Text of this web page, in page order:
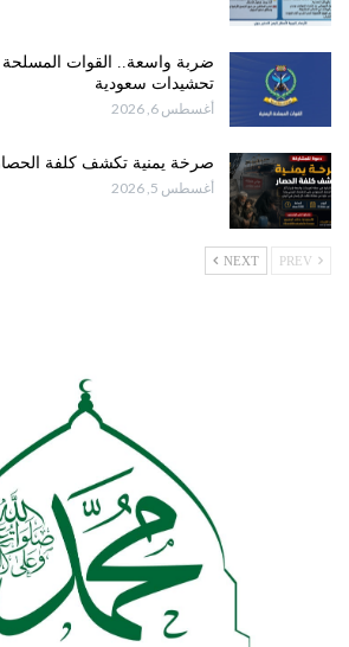
ضربة واسعة.. القوات
تحشيدات سعودية
أغسطس 6, 2026
صرخة يمنية تكشف كلفة
أغسطس 5, 2026
NEXT